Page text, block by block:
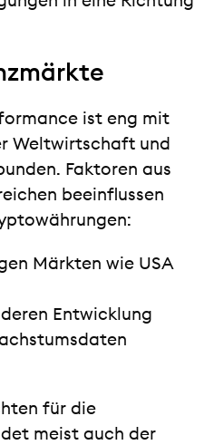
ist eng mit
Weltwirtschaft und
Faktoren aus
beeinflussen
Märkten wie USA
Entwicklung
für die
meist auch der